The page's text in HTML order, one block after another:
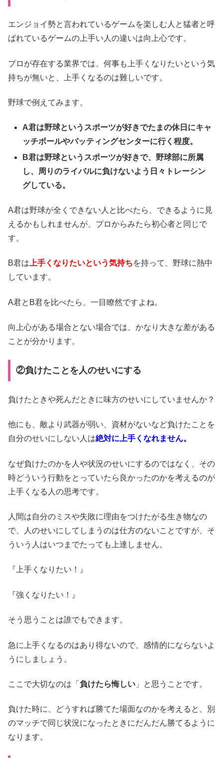
エンジョイ勢と言われているゲームを楽しむ人と猛者と呼
ばれているゲームの上手い人の違いは向上心です。
プロが存在する業界では、何事も上手くなりたいという気
持ちが無いと、上手くなるのは難しいです。
野球で例えてみます。
A君は野球というスポーツが好きでたまの休日にキャ
ッチボールやバッティングセンターに行く程度。
B君は野球というスポーツが好きで、野球部に所属
し、周りのライバルに負けないよう日々トレーシン
グしている。
A君は野球が全くできない人と比べたら、できるように見
えるかもしれませんが、プロからみたら初心者と同じで
す。
B君は上手くなりたいという気持ちを持って、野球に熱中
しています。
A君とB君を比べたら、一目瞭然ですよね。
向上心がある場合とない場合では、かなり大きな差がある
ことが分かります。
②負けたことを人のせいにする
負けたときや死んだときに味方のせいにしていませんか？
他にも、敵より武器が弱い、資材がないなど負けたことを
自分のせいにしない人は絶対に上手くなれません。
なぜ負けたのかを人や状況のせいにするのではなく、その
時どういう行動をとっていたら良かったのかを考えるのが
上手くなる人の思考です。
人間は自分のミスや失敗に理由をつけたがる生き物なの
で、人のせいにしてしまうのは仕方のないことですが、そ
ういう人はいつまでたっても上達しません。
『上手くなりたい！』
『強くなりたい！』
そう思うことは誰でもできます。
急に上手くなるのはあり得ないので、感情的にならないよ
うにしましょう。
ここで大切なのは「 負けたら悔しい 」と思うことです。
負けた時に、どうすれば勝てた場面なのかを考えると、別
のマッチで同じ状況になったときにだんだん勝てるように
なります。